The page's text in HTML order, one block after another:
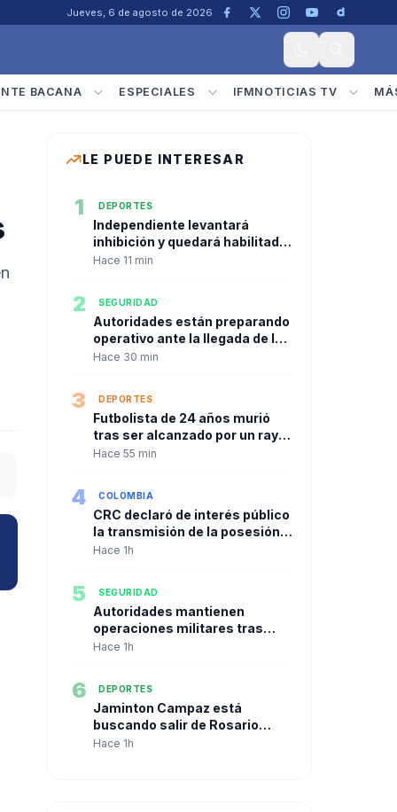
Jueves, 6 de agosto de 2026
BACANA ESPECIALES IFMNOTICIAS TV
LE PUEDE INTERESAR
1 DEPORTES
Independiente levantará
inhibición y quedará habilitado
el arquero Santiago Mele
Hace 11 min
2 SEGURIDAD
Autoridades están preparando
operativo ante la llegada de la
minga indígena a la capital del
Hace 30 min
3 DEPORTES
Futbolista de 24 años murió
tras ser alcanzado por un rayo
durante un partido en Tailandia
Hace 55 min
4 COLOMBIA
CRC declaró de interés público
la transmisión de la posesión
presidencial de Abelardo De La
Hace 1h
5 SEGURIDAD
Autoridades mantienen
operaciones militares tras
combates con disidencias de
Hace 1h
6 DEPORTES
Jaminton Campaz está
buscando salir de Rosario
Central y América de México
Hace 1h